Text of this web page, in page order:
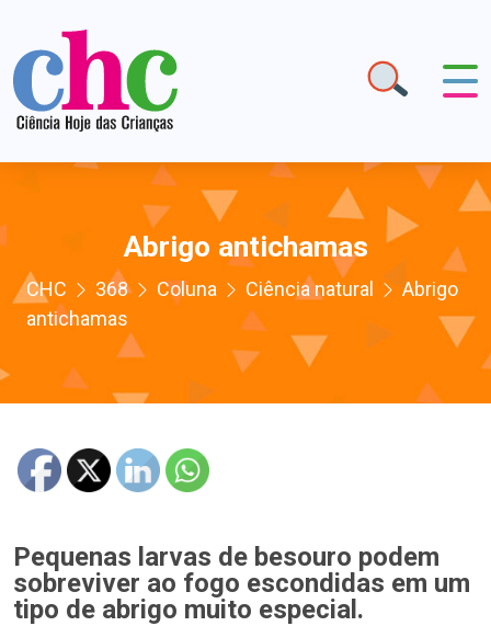
Abrigo antichamas
CHC 368 Coluna Ciência natural
Abrigo
antichamas
Pequenas larvas de besouro podem
sobreviver ao fogo escondidas em um
tipo de abrigo muito especial.